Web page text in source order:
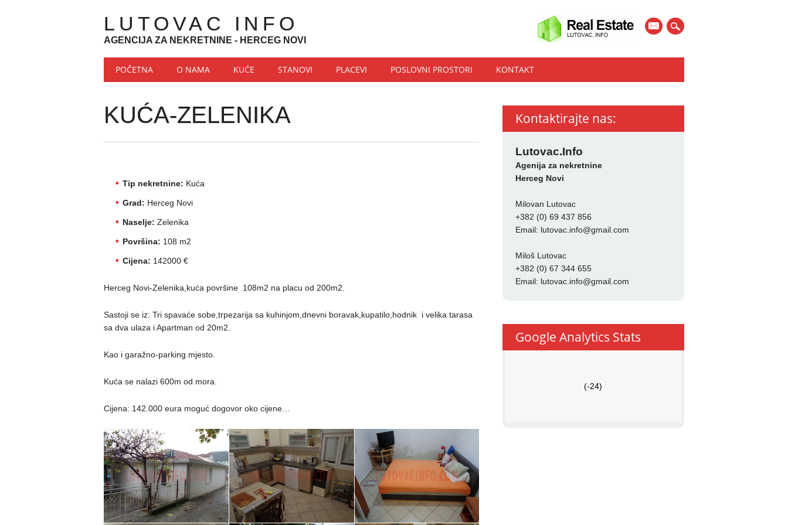
mail
LUTOVAC INFO
AGENCIJA ZA NEKRETNINE - HERCEG NOVI
Main menu
Skip to content
POČETNA O NAMA KUĆE STANOVI PLACEVI POSLOVNI PROSTORI KONTAKT
KUĆA-ZELENIKA
Tip nekretnine: Kuća
Grad: Herceg Novi
Naselje: Zelenika
Površina: 108 m2
Cijena: 142000 €
Herceg Novi-Zelenika,kuća površine 108m2 na placu od 200m2.
Sastoji se iz: Tri spavaće sobe,trpezarija sa kuhinjom,dnevni boravak,kupatilo,hodnik i velika tarasa
sa dva ulaza i Apartman od 20m2.
Kao i garažno-parking mjesto.
Kuća se nalazi 600m od mora.
Cijena: 142.000 eura moguć dogovor oko cijene…
Kontaktirajte nas:
Lutovac.Info
Agenija za nekretnine
Herceg Novi
Milovan Lutovac
+382 (0) 69 437 856
Email: lutovac.info@gmail.com
Miloš Lutovac
+382 (0) 67 344 655
Email: lutovac.info@gmail.com
Google Analytics Stats
(-24)